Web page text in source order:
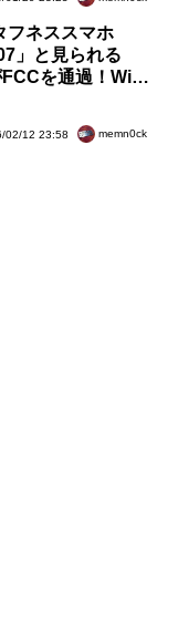
フネススマホ
」と見られる
を通過！Wi-Fi
02/12 23:58 memn0ck